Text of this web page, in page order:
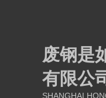
废钢是
有限公
SHANGHAI